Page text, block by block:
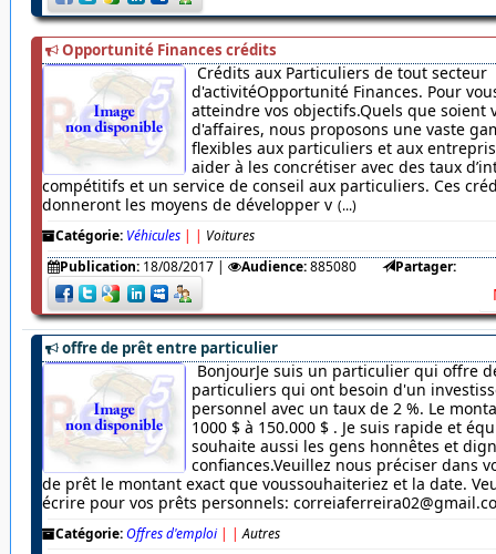
Opportunité Finances crédits
Crédits aux Particuliers de tout secteur
d'activitéOpportunité Finances. Pour
atteindre vos objectifs.Quels que soient
d'affaires, nous proposons une vaste
flexibles aux particuliers et aux
aider à les concrétiser avec des taux
compétitifs et un service de conseil aux particuliers. Ces
donneront les moyens de développer v (...)
Catégorie: Véhicules | | Voitures
Publication: 18/08/2017| Audience:885080 Partager:
offre de prêt entre particulier
BonjourJe suis un particulier qui offre
particuliers qui ont besoin d'un
personnel avec un taux de 2 %. Le
1000 $ à 150.000 $ . Je suis rapide et
souhaite aussi les gens honnêtes et
confiances.Veuillez nous préciser dans
de prêt le montant exact que voussouhaiteriez et la date.
écrire pour vos prêts personnels:
Catégorie:Offres d'emploi | | Autres